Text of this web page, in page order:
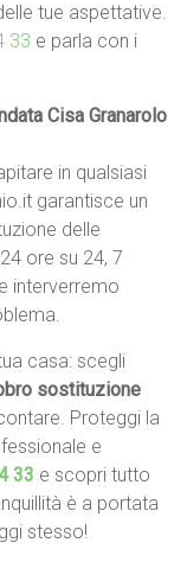
tue aspettative.
33 e parla con i
Cisa Granarolo
in qualsiasi
garantisce un
delle
ore su 24, 7
e interverremo
casa: scegli
sostituzione
Proteggi la
e
33 e scopri tutto
è a portata
stesso!